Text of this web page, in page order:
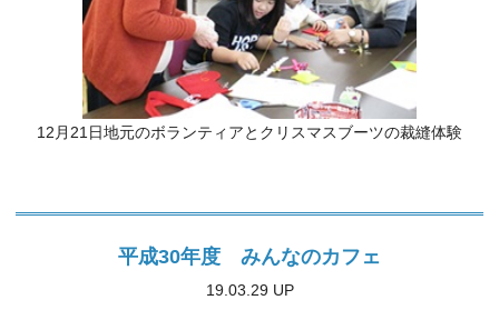
12月21日地元のボランティアとクリスマスブーツの裁縫体験
平成30年度 みんなのカフェ
19.03.29 UP